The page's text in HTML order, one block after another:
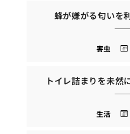
蜂が嫌がる匂いを
害虫
トイレ詰まりを未然
生活